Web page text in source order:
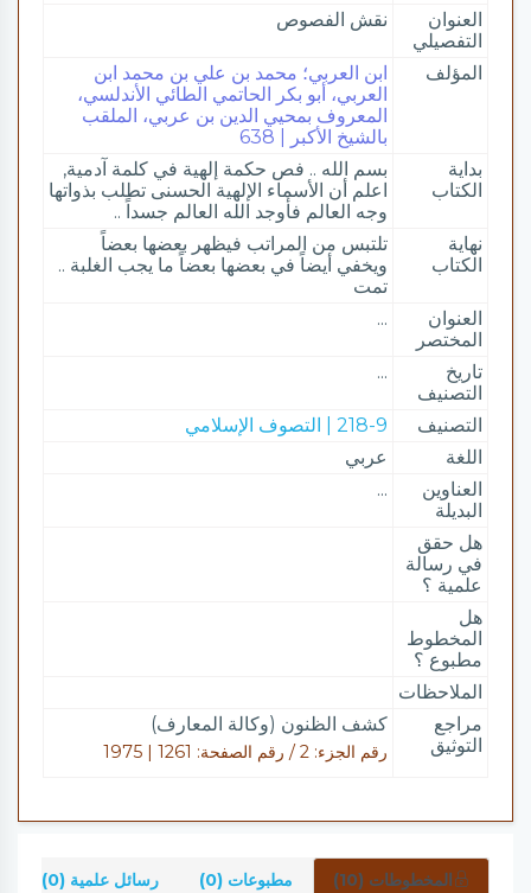
العنوان
التفصيلي
نقش الفصوص
المؤلف
ابن العربي؛ محمد بن علي بن محمد ابن
العربي، أبو بكر الحاتمي الطائي الأندلسي،
المعروف بمحيي الدين بن عربي، الملقب
بالشيخ الأكبر | 638
بداية
الكتاب
بسم الله .. فص حكمة إلهية في كلمة آدمية,
اعلم أن الأسماء الإلهية الحسنى تطلب بذواتها
وجه العالم فأوجد الله العالم جسداً ..
نهاية
الكتاب
تلتبس من المراتب فيظهر بعضها بعضاً
ويخفي أيضاً في بعضها بعضاً ما يجب الغلبة ..
تمت
العنوان
المختصر
...
تاريخ
التصنيف
...
التصنيف
218-9 | التصوف الإسلامي
اللغة
عربي
العناوين
البديلة
...
هل حقق
في رسالة
علمية ؟
هل
المخطوط
مطبوع ؟
الملاحظات
مراجع
التوثيق
كشف الظنون (وكالة المعارف)
رقم الجزء: 2 / رقم الصفحة: 1261 | 1975
المخطوطات (10) مطبوعات (0) رسائل علمية (0)